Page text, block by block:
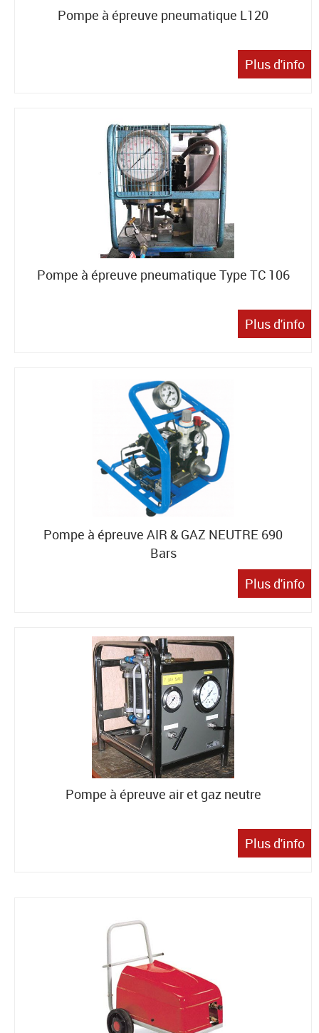
Pompe à épreuve pneumatique L120
Plus d'info
Pompe à épreuve pneumatique Type TC 106
Plus d'info
Pompe à épreuve AIR & GAZ NEUTRE 690
Bars
Plus d'info
Pompe à épreuve air et gaz neutre
Plus d'info